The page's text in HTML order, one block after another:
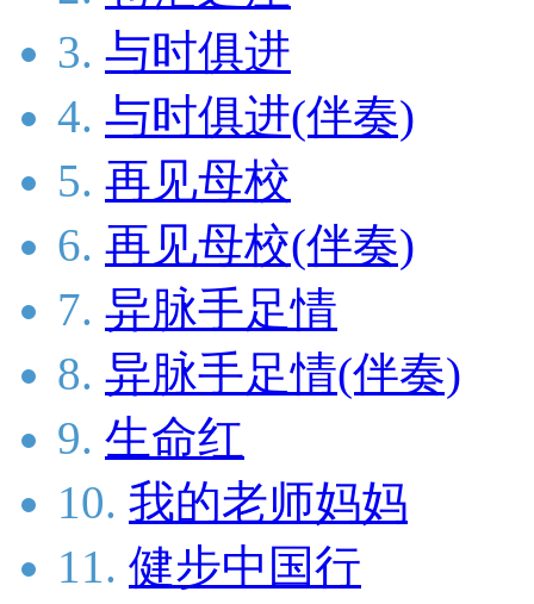
3. 与时俱进
4. 与时俱进(伴奏)
5. 再见母校
6. 再见母校(伴奏)
7. 异脉手足情
8. 异脉手足情(伴奏)
9. 生命红
10. 我的老师妈妈
11. 健步中国行